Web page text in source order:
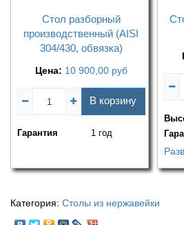
Стол разборный
производственный (AISI
304/430, обвязка)
Цена: 10 900,00 руб
В корзину
Гарантия 1 год
Категория: Столы из нержавейки